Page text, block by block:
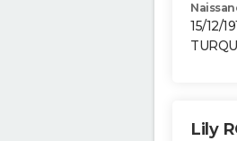
15/12/
Lily